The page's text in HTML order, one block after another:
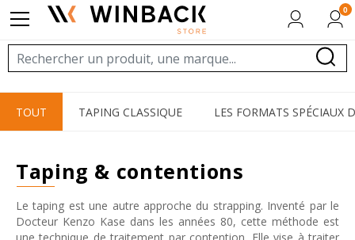
TOUT TAPING CLASSIQUE LES FORMATS SPÉCIAUX
taping & contentions
Le taping est une autre approche du strapping. Inventé par le
Docteur Kenzo Kase dans les années 80, cette méthode est
0